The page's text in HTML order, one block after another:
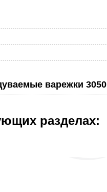
варежки 3050
разделах: